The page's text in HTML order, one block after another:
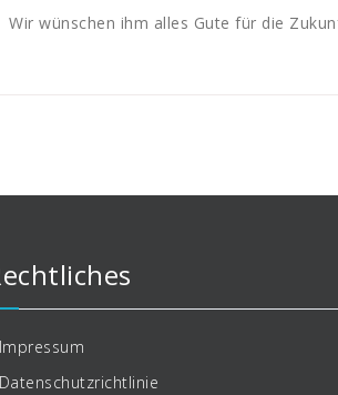
Wir wünschen ihm alles Gute für die
Impressum
Datenschutzrichtlinie